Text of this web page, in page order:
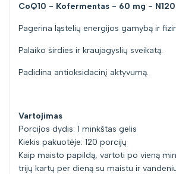
prekei prekei
CoQ10 - Kofermentas - 60 mg -
Pagerina ląstelių energijos gamybą ir
Palaiko širdies ir kraujagyslių sveikatą.
Padidina antioksidacinį aktyvumą.
Vartojimas
Porcijos dydis: 1 minkštas gelis
Kiekis pakuotėje: 120 porcijų
Kaip maisto papildą, vartoti po vieną
trijų kartų per dieną su maistu ir